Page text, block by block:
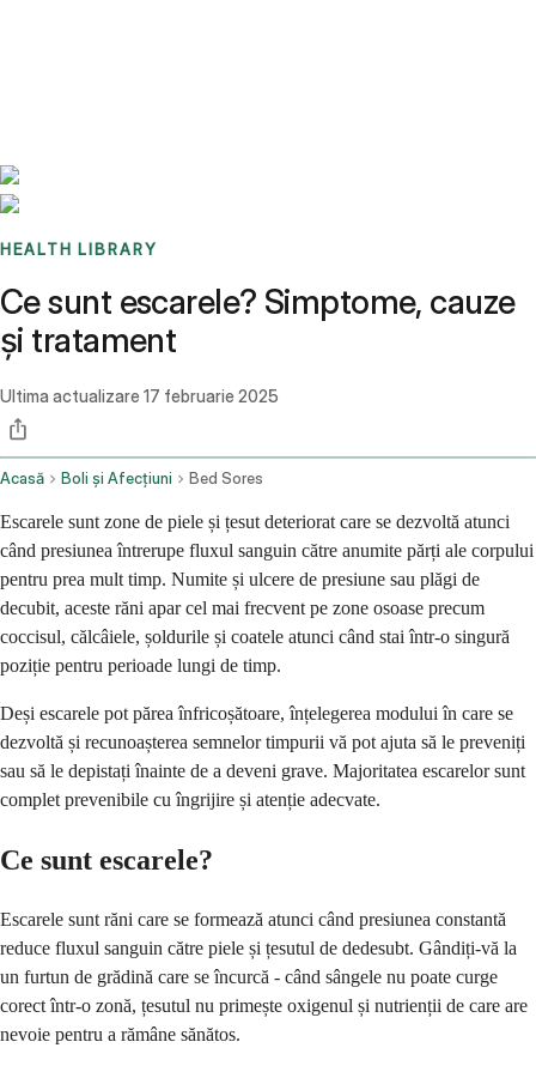
HEALTH LIBRARY
Ce sunt escarele? Simptome, cauze
și tratament
Ultima actualizare 17 februarie 2025
Acasă Boli și Afecțiuni Bed Sores
Escarele sunt zone de piele și țesut deteriorat care se dezvoltă atunci
când presiunea întrerupe fluxul sanguin către anumite părți ale corpului
pentru prea mult timp. Numite și ulcere de presiune sau plăgi de
decubit, aceste răni apar cel mai frecvent pe zone osoase precum
coccisul, călcâiele, șoldurile și coatele atunci când stai într-o singură
poziție pentru perioade lungi de timp.
Deși escarele pot părea înfricoșătoare, înțelegerea modului în care se
dezvoltă și recunoașterea semnelor timpurii vă pot ajuta să le preveniți
sau să le depistați înainte de a deveni grave. Majoritatea escarelor sunt
complet prevenibile cu îngrijire și atenție adecvate.
Ce sunt escarele?
Escarele sunt răni care se formează atunci când presiunea constantă
reduce fluxul sanguin către piele și țesutul de dedesubt. Gândiți-vă la
un furtun de grădină care se încurcă - când sângele nu poate curge
corect într-o zonă, țesutul nu primește oxigenul și nutrienții de care are
nevoie pentru a rămâne sănătos.